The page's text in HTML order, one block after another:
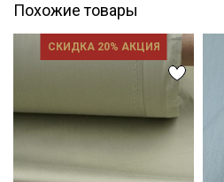
Похожие товары
СКИДКА 20% АКЦИЯ